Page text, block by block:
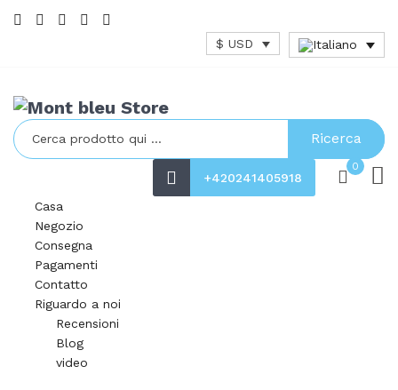
$ USD
Ricerca
+420241405918
0
Casa
Negozio
Consegna
Pagamenti
Contatto
Riguardo a noi
Recensioni
Blog
video